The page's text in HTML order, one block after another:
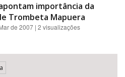
importância da
Trombeta Mapuera
de 2007 | 2 visualizações